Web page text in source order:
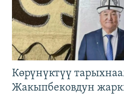
Көрүнүктүү
Жакыпбековдун